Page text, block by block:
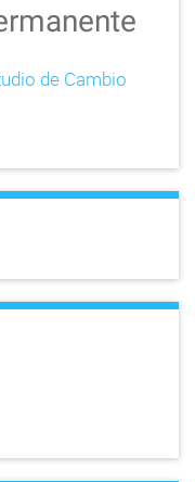
de Cambio